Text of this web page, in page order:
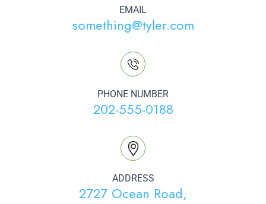
EMAIL
something@tyler.com
PHONE NUMBER
202-555-0188
ADDRESS
2727 Ocean Road,